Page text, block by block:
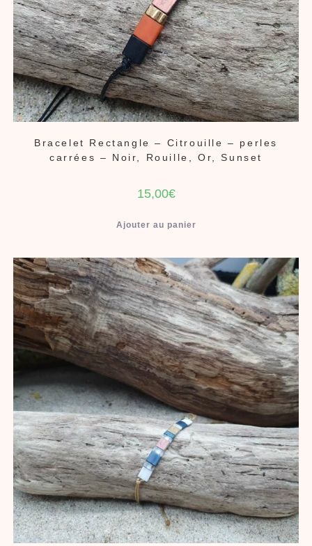
Bracelet Rectangle – Citrouille – perles
carrées – Noir, Rouille, Or, Sunset
15,00€
Ajouter au panier